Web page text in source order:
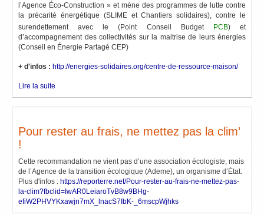
l’Agence Éco-Construction » et mène des programmes de lutte contre
la précarité énergétique (SLIME et Chantiers solidaires), contre le
surendettement avec le (Point Conseil Budget
PCB) et
d’accompagnement des collectivités sur la maitrise de leurs énergies
(Conseil en Énergie Partagé CEP)
+ d'infos : http://energies-solidaires.org/centre-de-ressource-maison/
Lire la suite
Pour rester au frais, ne mettez pas la clim’
!
Cette recommandation ne vient pas d’une association écologiste, mais
de l’Agence de la transition écologique (Ademe), un organisme d’État.
Plus d'infos : https://reporterre.net/Pour-rester-au-frais-ne-mettez-pas-
la-clim?fbclid=IwAR0LeiaroTvB8w9BHg-
efiW2PHVYKxawjn7mX_lnacS7IbK-_6mscpWjhks